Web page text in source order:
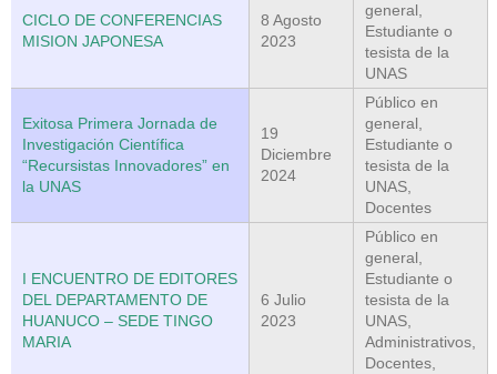
CICLO DE CONFERENCIAS
MISION JAPONESA
8 Agosto
2023
general,
Estudiante o
tesista de la
UNAS
Exitosa Primera Jornada de
Investigación Científica
“Recursistas Innovadores” en
la UNAS
19
Diciembre
2024
Público en
general,
Estudiante o
tesista de la
UNAS,
Docentes
I ENCUENTRO DE EDITORES
DEL DEPARTAMENTO DE
HUANUCO – SEDE TINGO
MARIA
6 Julio
2023
Público en
general,
Estudiante o
tesista de la
UNAS,
Administrativos,
Docentes,